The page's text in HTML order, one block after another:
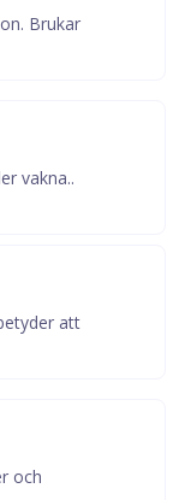
Brukar
vakna..
att
och